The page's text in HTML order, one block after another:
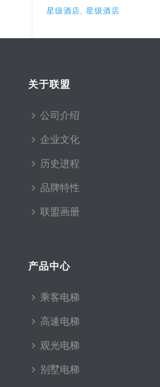
星级酒店 星级酒店
关于联盟
公司介绍
企业文化
历史进程
品牌特性
联盟画册
产品中心
乘客电梯
高速电梯
观光电梯
别墅电梯